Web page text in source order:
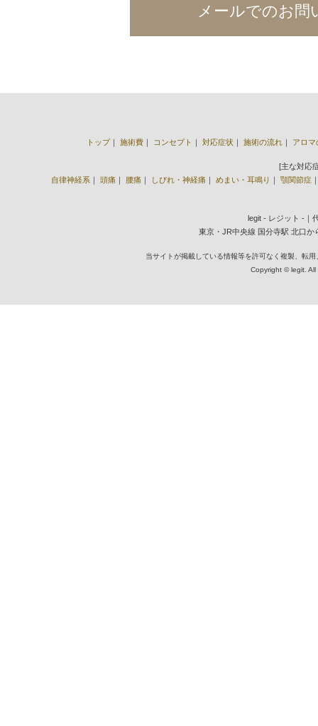
メールでのお問
トップ｜ 施術費 ｜ コンセプト ｜ 対応症状 ｜ 施術の流れ ｜ アロマ
[主な対応
自律神経系 ｜ 頭痛 ｜ 腰痛 ｜ しびれ・神経痛 ｜ めまい・耳鳴り ｜ 顎関節症
legit - レジット -
東京・JR中央線 国分寺駅 北口か
当サイトが掲載している情報等を許可なく複製、転
Copyright © legit.